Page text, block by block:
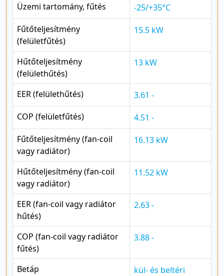
Üzemi tartomány, fűtés
-25/+35°C
Fűtőteljesítmény
(felületfűtés)
15.5 kW
Hűtőteljesítmény
(felülethűtés)
13 kW
EER (felülethűtés)
3.61 -
COP (felületfűtés)
4.51 -
Fűtőteljesítmény (fan-coil
vagy radiátor)
16.13 kW
Hűtőteljesítmény (fan-coil
vagy radiátor)
11.52 kW
EER (fan-coil vagy radiátor
hűtés)
2.63 -
COP (fan-coil vagy radiátor
fűtés)
3.88 -
Betáp
kül- és beltéri